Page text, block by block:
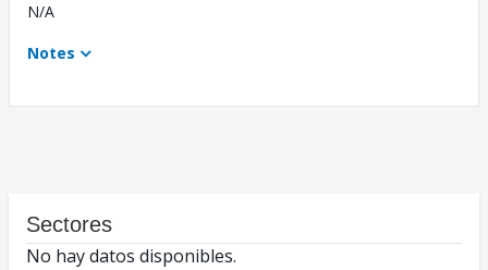
N/A
Notes
Sectores
No hay datos disponibles.